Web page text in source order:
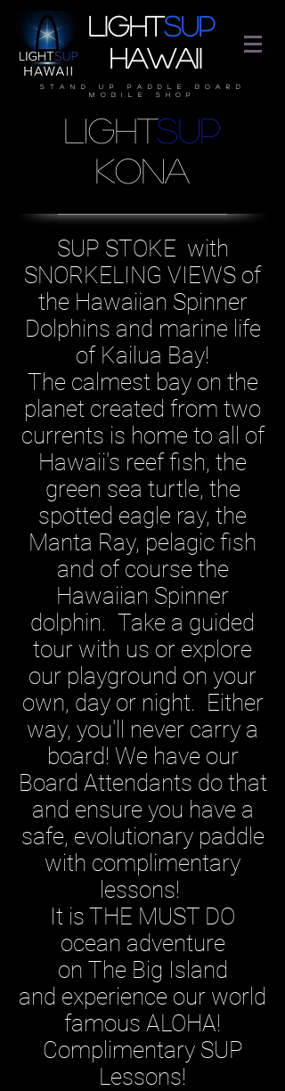
LightSUP
Hawaii
stand up paddle board
mobile shop
LIGHTSUP
KONA
SUP STOKE with
SNORKELING VIEWS of
the Hawaiian Spinner
Dolphins and marine life
of Kailua Bay!
The calmestbay on the
planet created from two
currents is home to all of
Hawaii's reef fish, the
green sea turtle, the
spotted eagle ray, the
Manta Ray, pelagic fish
and of course the
Hawaiian Spinner
dolphin. Take a guided
tour with us or explore
our playground on your
own, day or night. Either
way, you'll never carry a
board! We have our
Board Attendants do that
and ensure you have a
safe, evolutionary paddle
with complimentary
lessons!
It is THE MUST DO
ocean adventure
on The Big Island
and experience our world
famous ALOHA!
Complimentary SUP
Lessons!